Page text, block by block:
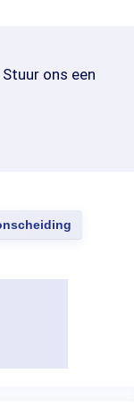
ons een